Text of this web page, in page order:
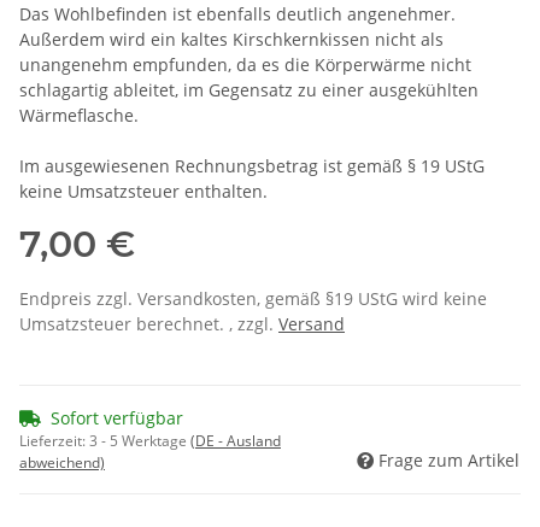
Das Wohlbefinden ist ebenfalls deutlich angenehmer.
Außerdem wird ein kaltes Kirschkernkissen nicht als
unangenehm empfunden, da es die Körperwärme nicht
schlagartig ableitet, im Gegensatz zu einer ausgekühlten
Wärmeflasche.
Im ausgewiesenen Rechnungsbetrag ist gemäß § 19 UStG
keine Umsatzsteuer enthalten.
7,00 €
Endpreis zzgl. Versandkosten, gemäß §19 UStG wird keine
Umsatzsteuer berechnet. , zzgl. Versand
Sofort verfügbar
Lieferzeit:3 - 5 Werktage (DE - Ausland
abweichend)
Frage zum Artikel